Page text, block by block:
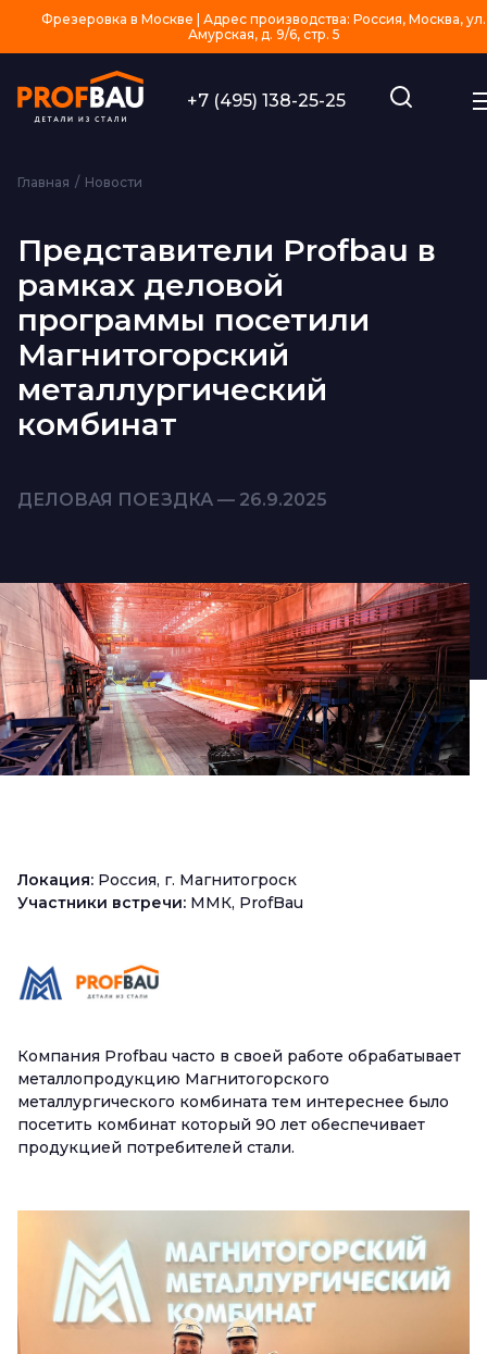
Фрезеровка в Москве | Адрес производства: Россия, Москва, ул.
Амурская, д. 9/6, стр. 5
+7 (495) 138-25-25
Главная Новости
Представители Profbau в
рамках деловой
программы посетили
Магнитогорский
металлургический
комбинат
ДЕЛОВАЯ ПОЕЗДКА — 26.9.2025
Локация: Россия, г. Магнитогроск
Участники встречи: ММК, ProfBau
Компания Profbau часто в своей работе обрабатывает
металлопродукцию Магнитогорского
металлургического комбината тем интереснее было
посетить комбинат который 90 лет обеспечивает
продукцией потребителей стали.